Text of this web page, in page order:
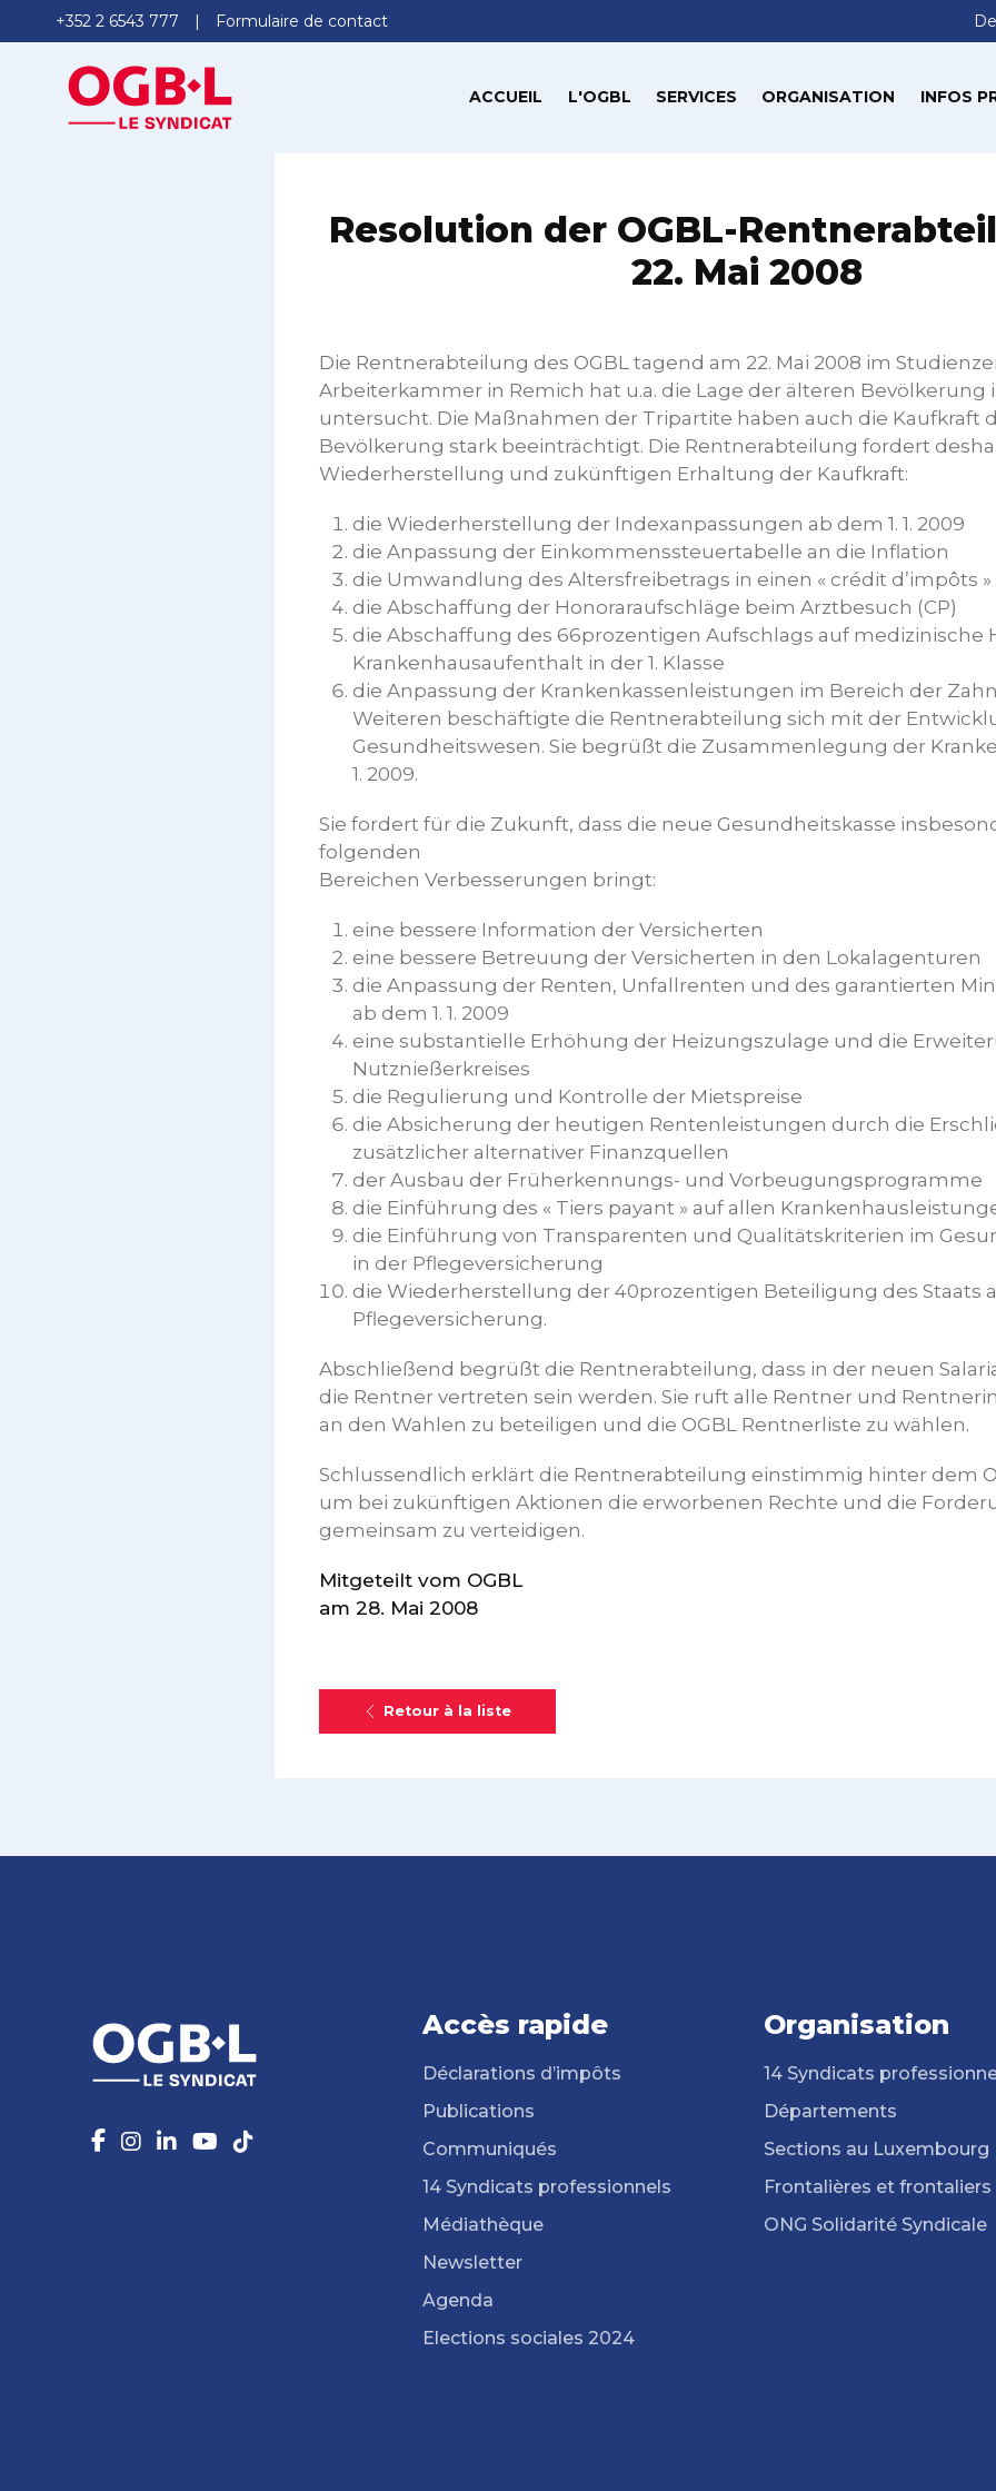
+352 2 6543 777 Formulaire de contact
ACCUEIL L'OGBL SERVICES ORGANISATION INFOS
Resolution der OGBL-
22. Mai 2008
Die Rentnerabteilung des OGBL tagend am 22. Mai 2008 im
Arbeiterkammer in Remich hat u.a. die Lage der älteren Bevölkerung
untersucht. Die Maßnahmen der Tripartite haben auch die Kaufkraft
Bevölkerung stark beeinträchtigt. Die Rentnerabteilung fordert
Wiederherstellung und zukünftigen Erhaltung der Kaufkraft:
die Wiederherstellung der Indexanpassungen ab dem 1. 1. 2009
die Anpassung der Einkommenssteuertabelle an die Inflation
die Umwandlung des Altersfreibetrags in einen « crédit d’impôts »
die Abschaffung der Honoraraufschläge beim Arztbesuch (CP)
die Abschaffung des 66prozentigen Aufschlags auf medizinische
Krankenhausaufenthalt in der 1. Klasse
die Anpassung der Krankenkassenleistungen im Bereich der
Weiteren beschäftigte die Rentnerabteilung sich mit der
Gesundheitswesen. Sie begrüßt die Zusammenlegung der
1. 2009.
Sie fordert für die Zukunft, dass die neue Gesundheitskasse
folgenden
Bereichen Verbesserungen bringt:
eine bessere Information der Versicherten
eine bessere Betreuung der Versicherten in den Lokalagenturen
die Anpassung der Renten, Unfallrenten und des garantierten
ab dem 1. 1. 2009
eine substantielle Erhöhung der Heizungszulage und die
Nutznießerkreises
die Regulierung und Kontrolle der Mietspreise
die Absicherung der heutigen Rentenleistungen durch die
zusätzlicher alternativer Finanzquellen
der Ausbau der Früherkennungs- und Vorbeugungsprogramme
die Einführung des « Tiers payant » auf allen
die Einführung von Transparenten und Qualitätskriterien im
in der Pflegeversicherung
die Wiederherstellung der 40prozentigen Beteiligung des Staats
Pflegeversicherung.
Abschließend begrüßt die Rentnerabteilung, dass in der neuen
die Rentner vertreten sein werden. Sie ruft alle Rentner und
an den Wahlen zu beteiligen und die OGBL Rentnerliste zu wählen.
Schlussendlich erklärt die Rentnerabteilung einstimmig hinter dem
um bei zukünftigen Aktionen die erworbenen Rechte und die
gemeinsam zu verteidigen.
Mitgeteilt vom OGBL
am 28. Mai 2008
Retour à la liste
Accès rapide
Déclarations d’impôts
Publications
Communiqués
14 Syndicats professionnels
Médiathèque
Newsletter
Agenda
Elections sociales 2024
Organisation
14 Syndicats
Départements
Sections au Luxembourg
Frontalières et frontaliers
ONG Solidarité Syndicale